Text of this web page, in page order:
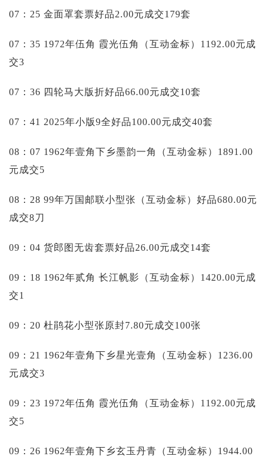
07：25 金面罩套票好品2.00元成交179套
07：35 1972年伍角 霞光伍角（互动金标）1192.00元成
交3
07：36 四轮马大版折好品66.00元成交10套
07：41 2025年小版9全好品100.00元成交40套
08：07 1962年壹角下乡墨韵一角（互动金标）1891.00
元成交5
08：28 99年万国邮联小型张（互动金标）好品680.00元
成交8刀
09：04 货郎图无齿套票好品26.00元成交14套
09：18 1962年贰角 长江帆影（互动金标）1420.00元成
交1
09：20 杜鹃花小型张原封7.80元成交100张
09：21 1962年壹角下乡星光壹角（互动金标）1236.00
元成交3
09：23 1972年伍角 霞光伍角（互动金标）1192.00元成
交5
09：26 1962年壹角下乡玄玉丹青（互动金标）1944.00